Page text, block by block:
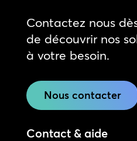
Contactez nous
de découvrir nos
à votre besoin.
Nous contacter
Contact & aide